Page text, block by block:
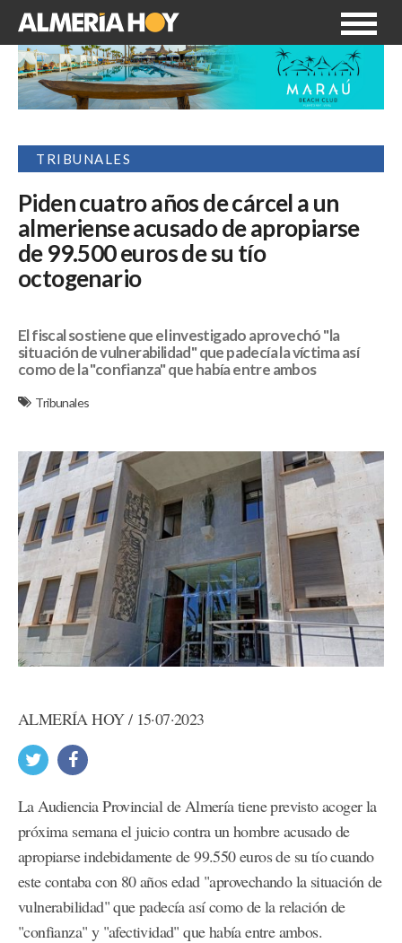
TRIBUNALES
Piden cuatro años de cárcel a un
almeriense acusado de apropiarse
de 99.500 euros de su tío
octogenario
El fiscal sostiene que el investigado aprovechó "la
situación de vulnerabilidad" que padecía la víctima así
como de la "confianza" que había entre ambos
Tribunales
ALMERÍA HOY / 15·07·2023
La Audiencia Provincial de Almería tiene previsto acoger la
próxima semana el juicio contra un hombre acusado de
apropiarse indebidamente de 99.550 euros de su tío cuando
este contaba con 80 años edad "aprovechando la situación de
vulnerabilidad" que padecía así como de la relación de
"confianza" y "afectividad" que había entre ambos.